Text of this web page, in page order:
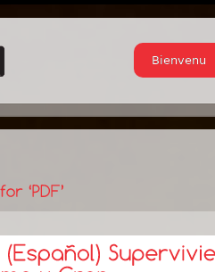
Bienvenu